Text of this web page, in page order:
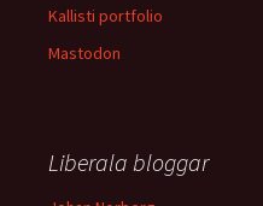
Kallisti portfolio
Mastodon
Liberala bloggar